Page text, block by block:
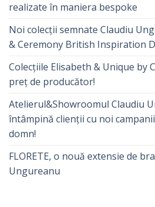
realizate în maniera bespoke
Noi colecții semnate Claudiu
& Ceremony British Inspiration
Colecțiile Elisabeth & Unique by
preț de producător!
Atelierul&Showroomul Claudiu
întâmpină clienții cu noi
domn!
FLORETE, o nouă extensie de
Ungureanu